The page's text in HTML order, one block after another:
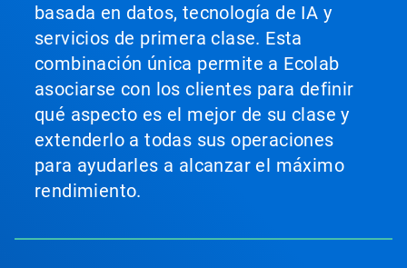
basada en datos, tecnología de IA y
servicios de primera clase. Esta
combinación única permite a Ecolab
asociarse con los clientes para definir
qué aspecto es el mejor de su clase y
extenderlo a todas sus operaciones
para ayudarles a alcanzar el máximo
rendimiento.